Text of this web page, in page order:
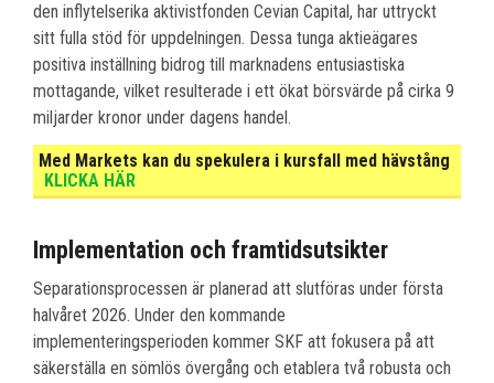
den inflytelserika aktivistfonden Cevian Capital, har uttryckt
sitt fulla stöd för uppdelningen. Dessa tunga aktieägares
positiva inställning bidrog till marknadens entusiastiska
mottagande, vilket resulterade i ett ökat börsvärde på cirka 9
miljarder kronor under dagens handel.
Med Markets kan du spekulera i kursfall med hävstång
KLICKA HÄR
Implementation och framtidsutsikter
Separationsprocessen är planerad att slutföras under första
halvåret 2026. Under den kommande
implementeringsperioden kommer SKF att fokusera på att
säkerställa en sömlös övergång och etablera två robusta och